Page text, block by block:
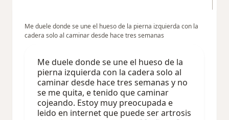
Me duele donde se une el hueso de la pierna izquierda con la
cadera solo al caminar desde hace tres semanas
Me duele donde se une el hueso de la
pierna izquierda con la cadera solo al
caminar desde hace tres semanas y no
se me quita, e tenido que caminar
cojeando. Estoy muy preocupada e
leido en internet que puede ser artrosis